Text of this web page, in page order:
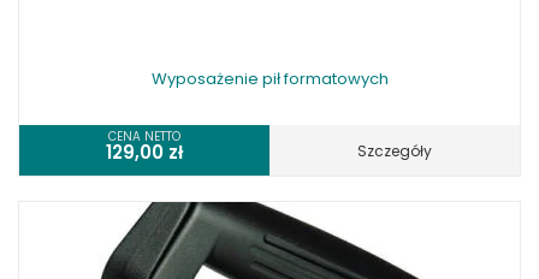
Wyposażenie pił formatowych
CENA NETTO
129,00 zł Szczegóły